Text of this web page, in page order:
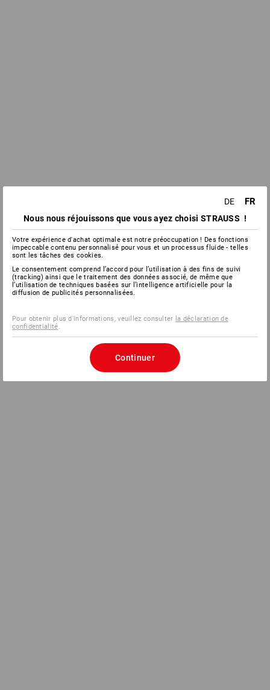
DE FR
Nous nous réjouissons que vous ayez choisi STRAUSS !
Votre expérience d'achat optimale est notre préoccupation ! Des fonctions
impeccable contenu personnalisé pour vous et un processus fluide - telles
sont les tâches des cookies.
Le consentement comprend l’accord pour l’utilisation à des fins de suivi
(tracking) ainsi que le traitement des données associé, de même que
l’utilisation de techniques basées sur l’intelligence artificielle pour la
diffusion de publicités personnalisées.
Pour obtenir plus d'informations, veuillez consulter la déclaration de
confidentialité.
Continuer